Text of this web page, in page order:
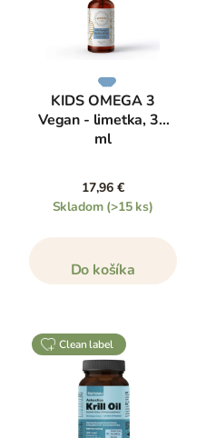
KIDS OMEGA 3
Vegan - limetka, 30
ml
17,96 €
Skladom (>15 ks)
Do košíka
clean label